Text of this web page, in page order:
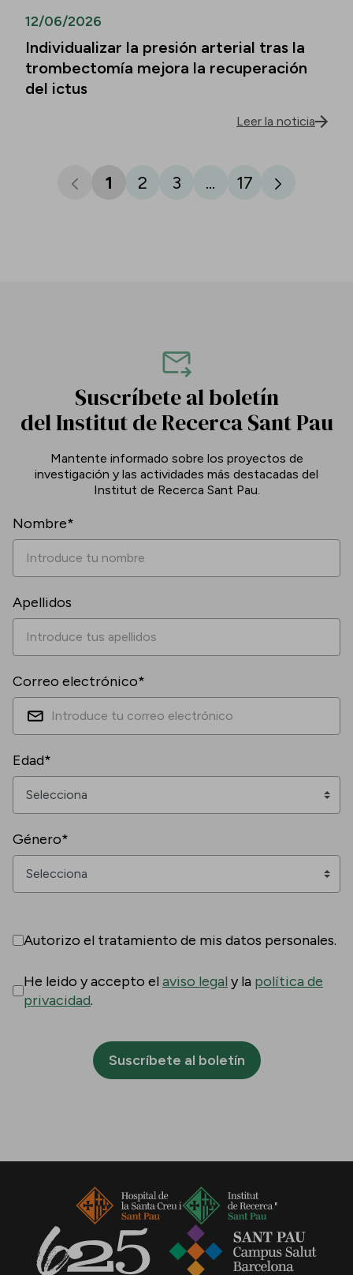
12/06/2026
Individualizar la presión arterial tras la
trombectomía mejora la recuperación
del ictus
Leer la noticia
1 2 3 ... 17
Suscríbete al boletín
del Institut de Recerca Sant Pau
Mantente informado sobre los proyectos de
investigación y las actividades más destacadas del
Institut de Recerca Sant Pau.
Nombre*
Apellidos
Correo electrónico*
Edad*
Género*
Autorizo el tratamiento de mis datos personales.
He leido y accepto elaviso legal y la política de
privacidad.
Suscríbete al boletín